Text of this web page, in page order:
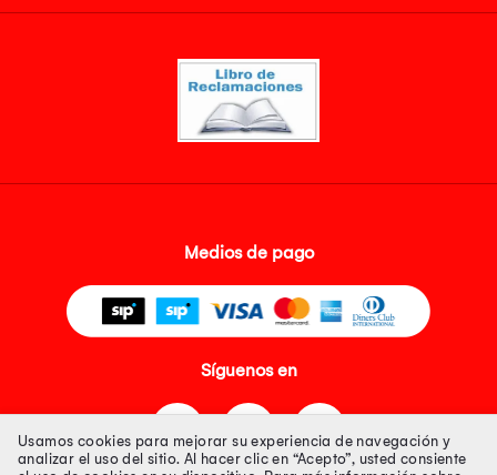
Medios de pago
Síguenos en
Usamos cookies para mejorar su experiencia de navegación y
analizar el uso del sitio. Al hacer clic en “Acepto”, usted consiente